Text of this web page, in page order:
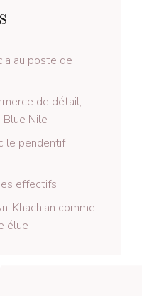
au poste de
de détail,
Nile
le pendentif
effectifs
Khachian comme
élue